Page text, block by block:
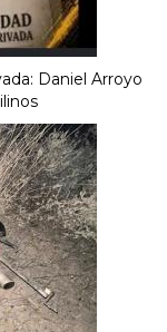
Daniel Arroyo